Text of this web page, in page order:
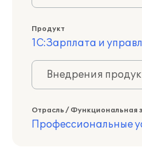
Продукт
1С:Зарплата и
Внедрения
Отрасль / Функциональная
Профессиональные